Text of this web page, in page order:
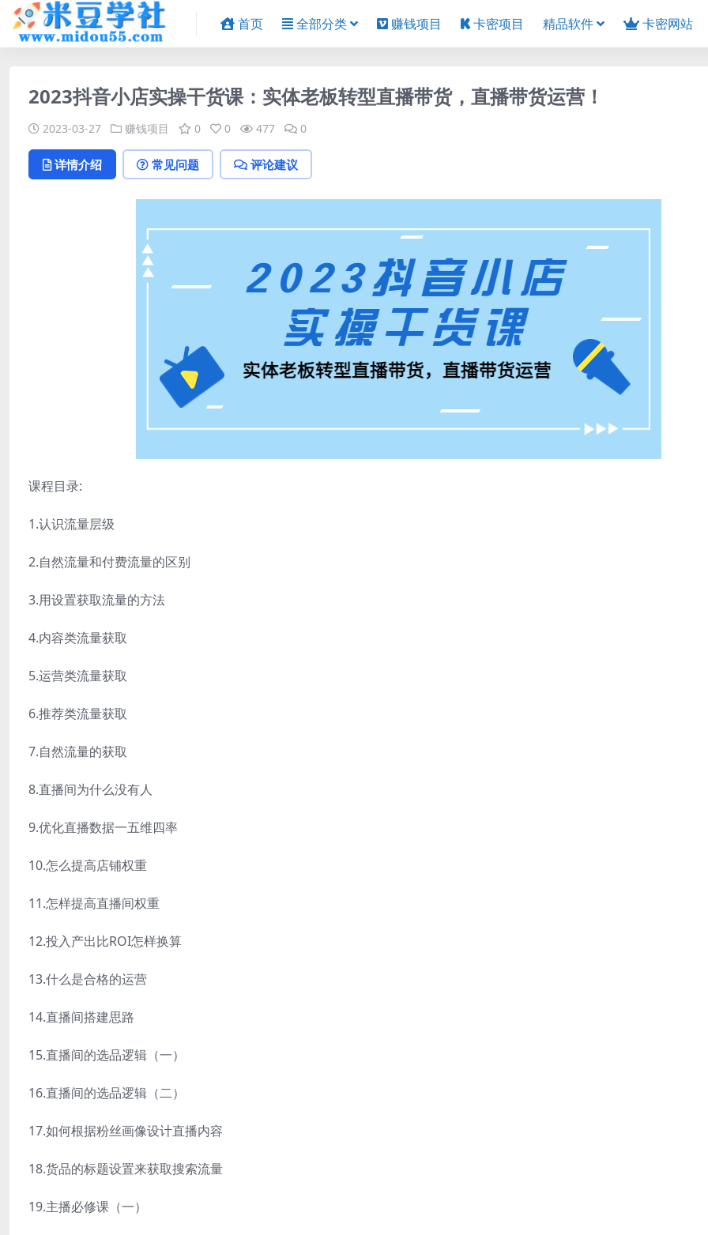
首页 全部分类 赚钱项目 卡密项目 精品软件 卡密网站
2023抖音小店实操干货课：实体老板转型直播带货，直播带货运营！
2023-03-27 赚钱项目 0 0 477 0
详情介绍 常见问题 评论建议
课程目录:
1.认识流量层级
2.自然流量和付费流量的区别
3.用设置获取流量的方法
4.内容类流量获取
5.运营类流量获取
6.推荐类流量获取
7.自然流量的获取
8.直播间为什么没有人
9.优化直播数据一五维四率
10.怎么提高店铺权重
11.怎样提高直播间权重
12.投入产出比ROI怎样换算
13.什么是合格的运营
14.直播间搭建思路
15.直播间的选品逻辑（一）
16.直播间的选品逻辑（二）
17.如何根据粉丝画像设计直播内容
18.货品的标题设置来获取搜索流量
19.主播必修课（一）